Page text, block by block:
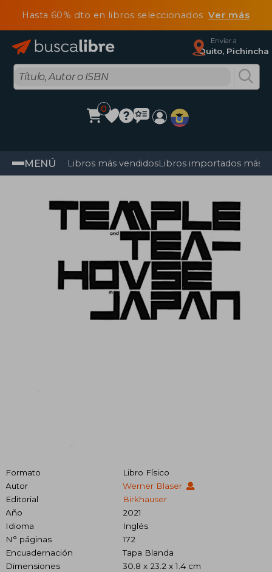
Hasta 60% dto en libros seleccionadosVer más
Enviar a
Quito, Pichincha
0
MENÚ Libros más vendidosLibros importados más
Formato
Libro Físico
Autor
Werner Blaser
Editorial
Birkhauser
Año
2021
Idioma
Inglés
N° páginas
172
Encuadernación
Tapa Blanda
Dimensiones
30.8 x 23.2 x 1.4 cm